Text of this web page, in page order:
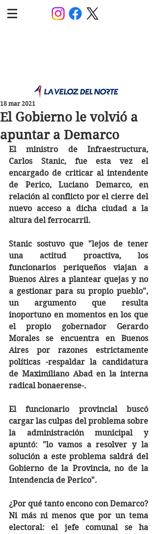
El Gobierno le volvió a
apuntar a Demarco
18 mar 2021
El ministro de Infraestructura,
Carlos Stanic, fue esta vez el
encargado de criticar al intendente
de Perico, Luciano Demarco, en
relación al conflicto por el cierre del
nuevo acceso a dicha ciudad a la
altura del ferrocarril.
Stanic sostuvo que "lejos de tener
una actitud proactiva, los
funcionarios periqueños viajan a
Buenos Aires a plantear quejas y no
a gestionar para su propio pueblo",
un argumento que resulta
inoportuno en momentos en los que
el propio gobernador Gerardo
Morales se encuentra en Buenos
Aires por razones estrictamente
políticas -respaldar la candidatura
de Maximiliano Abad en la interna
radical bonaerense-.
El funcionario provincial buscó
cargar las culpas del problema sobre
la administración municipal y
apuntó: "lo vamos a resolver y la
solución a este problema saldrá del
Gobierno de la Provincia, no de la
Intendencia de Perico".
¿Por qué tanto encono con Demarco?
Ni más ni menos que por un tema
electoral: el jefe comunal se ha